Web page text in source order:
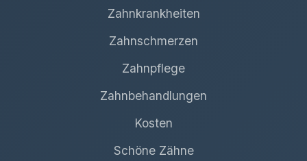
Zahnkrankheiten
Zahnschmerzen
Zahnpflege
Zahnbehandlungen
Kosten
Schöne Zähne